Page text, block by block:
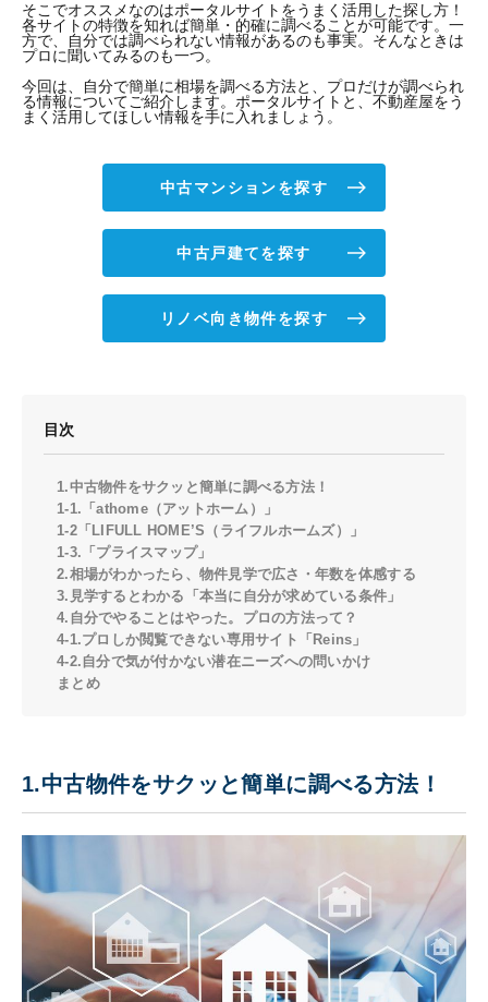
そこでオススメなのはポータルサイトをうまく活用した探し方！
各サイトの特徴を知れば簡単・的確に調べることが可能です。一
方で、自分では調べられない情報があるのも事実。そんなときは
プロに聞いてみるのも一つ。
今回は、自分で簡単に相場を調べる方法と、プロだけが調べられ
る情報についてご紹介します。ポータルサイトと、不動産屋をう
まく活用してほしい情報を手に入れましょう。
中古マンションを探す
中古戸建てを探す
リノベ向き物件を探す
目次
1.中古物件をサクッと簡単に調べる方法！
1-1.「athome（アットホーム）」
1-2「LIFULL HOME’S（ライフルホームズ）」
1-3.「プライスマップ」
2.相場がわかったら、物件見学で広さ・年数を体感する
3.見学するとわかる「本当に自分が求めている条件」
4.自分でやることはやった。プロの方法って？
4-1.プロしか閲覧できない専用サイト「Reins」
4-2.自分で気が付かない潜在ニーズへの問いかけ
まとめ
1.中古物件をサクッと簡単に調べる方法！